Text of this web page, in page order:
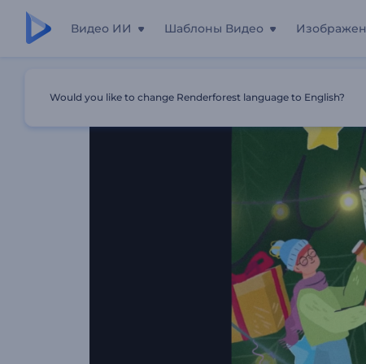
Видео ИИ Шаблоны Видео
Would you like to change Renderforest language to English?